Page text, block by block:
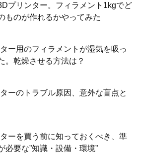
プリンター。フィラメント1kgでど
ものが作れるかやってみた
ー用のフィラメントが湿気を吸っ
。乾燥させる方法は？
ーのトラブル原因、意外な盲点と
ーを買う前に知っておくべき、準
必要な”知識・設備・環境”